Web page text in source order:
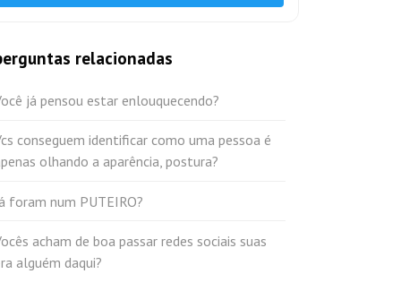
relacionadas
já pensou estar enlouquecendo?
conseguem identificar como uma pessoa é
olhando a aparência, postura?
foram num PUTEIRO?
acham de boa passar redes sociais suas
alguém daqui?